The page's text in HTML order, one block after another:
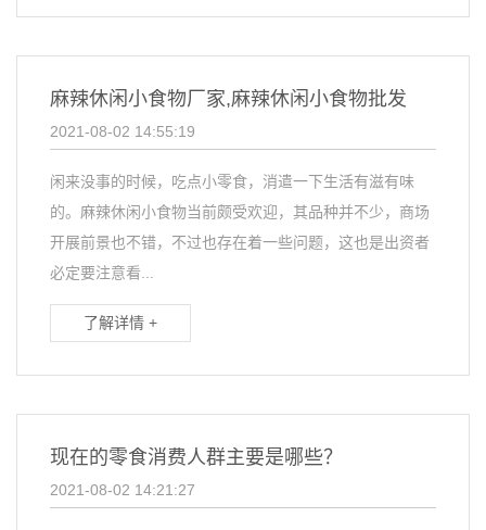
麻辣休闲小食物厂家,麻辣休闲小食物批发
2021-08-02 14:55:19
闲来没事的时候，吃点小零食，消遣一下生活有滋有味
的。麻辣休闲小食物当前颇受欢迎，其品种并不少，商场
开展前景也不错，不过也存在着一些问题，这也是出资者
必定要注意看...
了解详情 +
现在的零食消费人群主要是哪些？
2021-08-02 14:21:27